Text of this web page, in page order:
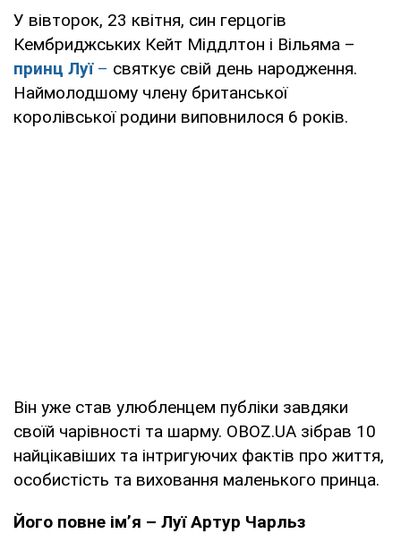
У вівторок, 23 квітня, син герцогів
Кембриджських Кейт Міддлтон і Вільяма –
принц Луї– святкує свій день народження.
Наймолодшому члену британської
королівської родини виповнилося 6 років.
Він уже став улюбленцем публіки завдяки
своїй чарівності та шарму. OBOZ.UA зібрав 10
найцікавіших та інтригуючих фактів про життя,
особистість та виховання маленького принца.
Його повне імʼя – Луї Артур Чарльз